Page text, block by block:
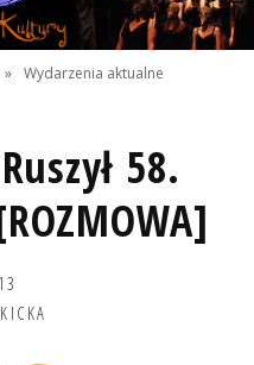
» Wydarzenia aktualne
58.